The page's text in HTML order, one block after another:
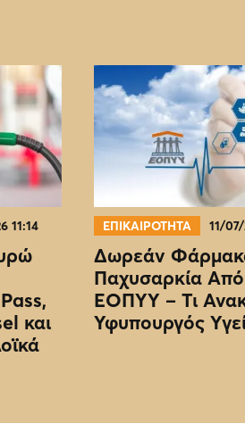
11:14
και
ΕΠΙΚΑΙΡΟΤΗΤΑ 11/
Δωρεάν
Παχυσαρκία
EOΠΥΥ – Τι
Υφυπουργός